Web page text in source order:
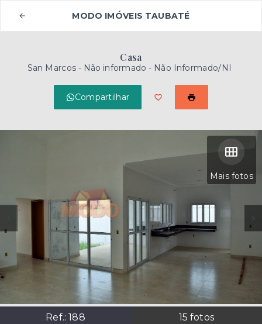
MODO IMÓVEIS TAUBATÉ
Casa
San Marcos - Não informado - Não Informado/NI
Compartilhar
Mais fotos
Ref.:188 15 fotos